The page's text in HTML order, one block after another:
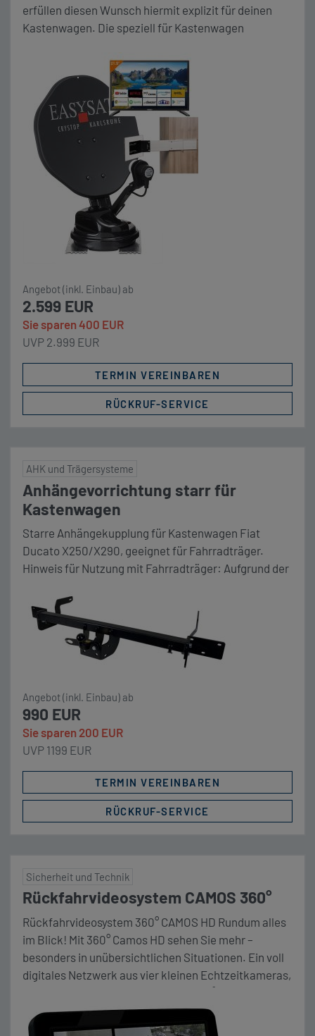
erfüllen diesen Wunsch hiermit explizit für deinen
Kastenwagen. Die speziell für Kastenwagen
renommierten deutschen Hersteller für Satanlagen,
erfüllt die speziellen Anforderungen. Sie ist speziell
für die Montage auf Dächern mit sog. Sicken
konzipiert […]
Angebot (inkl. Einbau) ab
2.599 EUR
Sie sparen 400 EUR
UVP 2.999 EUR
TERMIN VEREINBAREN
RÜCKRUF-SERVICE
AHK und Trägersysteme
Anhängevorrichtung starr für
Kastenwagen
Starre Anhängekupplung für Kastenwagen Fiat
Ducato X250/X290, geeignet für Fahrradträger.
Hinweis für Nutzung mit Fahrradträger: Aufgrund der
Ausprägung der Kupplungsaufnahme an Ihrem
Fahrradträger kann das öffnen der Hecktüren
ausschließlich NICHT gewährleistet werden. Bitte
beachten Sie auch unsere alternativen
Komplettpaket Anhängerkupplung Linnepe m.
starrer/fester Flanschkugel für […]
Angebot (inkl. Einbau) ab
990 EUR
Sie sparen 200 EUR
UVP 1199 EUR
TERMIN VEREINBAREN
RÜCKRUF-SERVICE
Sicherheit und Technik
Rückfahrvideosystem CAMOS 360°
Rückfahrvideosystem 360° CAMOS HD Rundum alles
im Blick! Mit 360° Camos HD sehen Sie mehr –
besonders in unübersichtlichen Situationen. Ein voll
digitales Netzwerk aus vier kleinen Echtzeitkameras,
jeweils mit einem Blickwinkel von 190°, ermöglicht
Ihnen den perfekten Rundumblick. Zum Beispiel beim
Einparken: Dank der fotorealistischen Sicht aus der